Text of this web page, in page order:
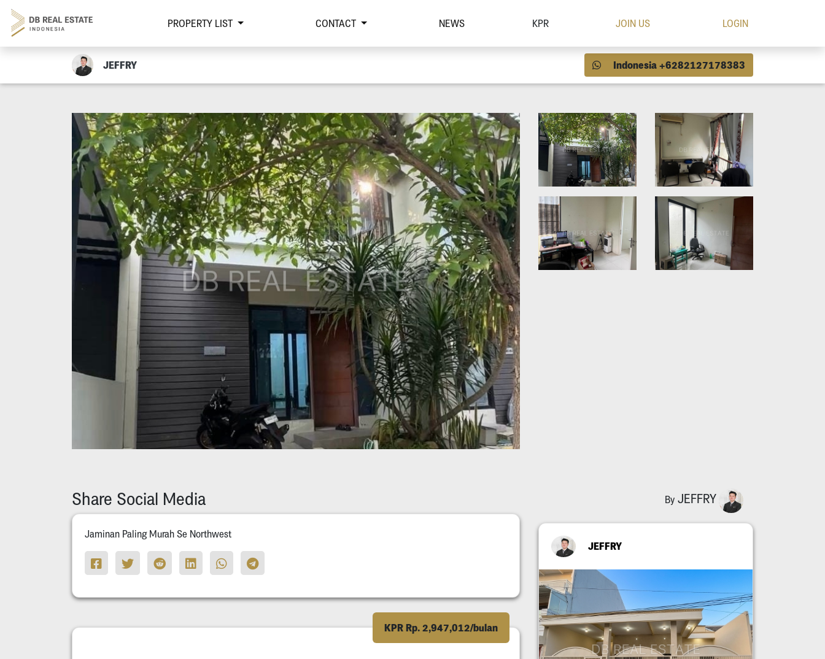
PROPERTY LIST CONTACT NEWS KPR JOIN US LOGIN
JEFFRY Indonesia +6282127178383
Share Social Media
Jaminan Paling Murah Se Northwest
KPR Rp. 2,947,012/bulan
By JEFFRY
JEFFRY